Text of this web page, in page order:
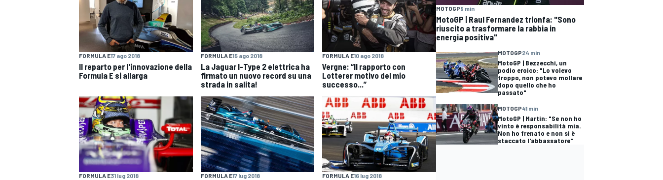
MONOMARCA
FORMULA E17 ago 2018
Il reparto per l'innovazione della
Formula E si allarga
FORMULA E15 ago 2018
La Jaguar I-Type 2 elettrica ha
firmato un nuovo record su una
strada in salita!
FORMULA E10 ago 2018
Vergne: “Il rapporto con
Lotterer motivo del mio
successo...”
FORMULA E31 lug 2018 FORMULA E17 lug 2018 FORMULA E16 lug 2018
MOTOGP9 min
MotoGP | Raul Fernandez trionfa: "Sono
riuscito a trasformare la rabbia in
energia positiva"
MOTOGP24 min
MotoGP | Bezzecchi, un
podio eroico: "Lo volevo
troppo, non potevo mollare
dopo quello che ho
passato"
MOTOGP41 min
MotoGP | Martin: "Se non ho
vinto è responsabilità mia.
Non ho frenato e non si è
staccato l'abbassatore"